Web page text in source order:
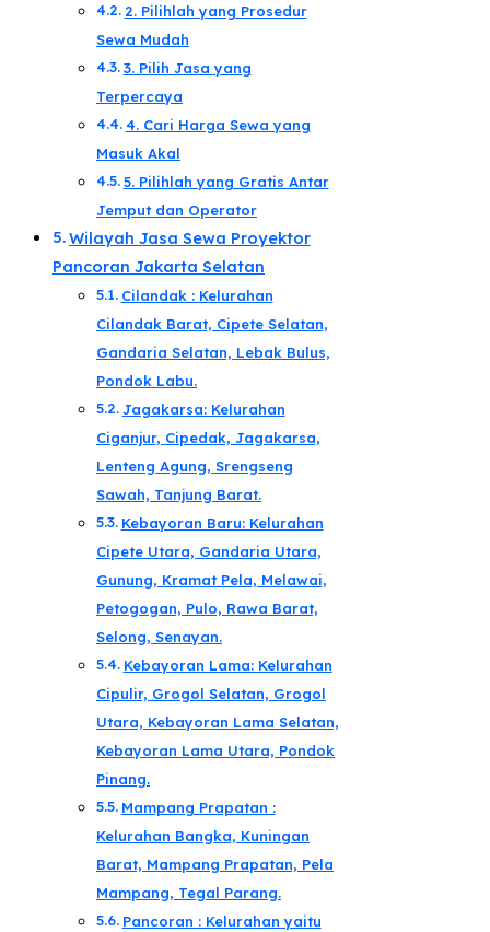
2. Pilihlah yang Prosedur
Sewa Mudah​
3. Pilih Jasa yang
Terpercaya​
4. Cari Harga Sewa yang
Masuk Akal​
5. Pilihlah yang Gratis Antar
Jemput dan Operator​
Wilayah Jasa Sewa Proyektor
Pancoran Jakarta Selatan​
Cilandak : Kelurahan
Cilandak Barat, Cipete Selatan,
Gandaria Selatan, Lebak Bulus,
Pondok Labu.
Jagakarsa: Kelurahan
Ciganjur, Cipedak, Jagakarsa,
Lenteng Agung, Srengseng
Sawah, Tanjung Barat.
Kebayoran Baru: Kelurahan
Cipete Utara, Gandaria Utara,
Gunung, Kramat Pela, Melawai,
Petogogan, Pulo, Rawa Barat,
Selong, Senayan.
Kebayoran Lama: Kelurahan
Cipulir, Grogol Selatan, Grogol
Utara, Kebayoran Lama Selatan,
Kebayoran Lama Utara, Pondok
Pinang.
Mampang Prapatan :
Kelurahan Bangka, Kuningan
Barat, Mampang Prapatan, Pela
Mampang, Tegal Parang.
Pancoran : Kelurahan yaitu